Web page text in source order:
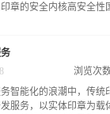
理。二、印台拆解：轻
和印面，防止误触。将
法继续按压时，保持按
章的安全内核高安全性
而是一套完整的安全解
球唯一的身份编码，与
产密码算法构建的硬件
可能。同时，章体融合
双重防护，让伪造者无
智能化的浪潮中，传
服务，以实体印章为
浏览次数